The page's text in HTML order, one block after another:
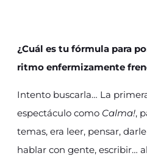
¿Cuál es tu fórmula para
ritmo enfermizamente
Intento buscarla… La
espectáculo como Calma!,
temas, era leer, pensar,
hablar con gente, escribir…